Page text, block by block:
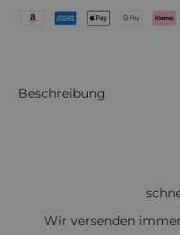
Beschreibung
Wir versenden